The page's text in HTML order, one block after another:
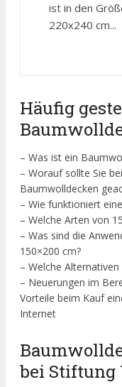
ist in den
220x240 cm...
Häufig
– Was ist ein
– Worauf sollte Sie
Baumwolldecken
– Wie funktioniert
– Welche Arten von
– Was sind die
150×200 cm?
– Welche Alternativen
– Neuerungen im
Vorteile beim Kauf
Internet
bei Stiftung